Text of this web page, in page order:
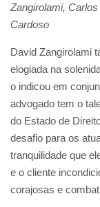
Zangirolami,
Cardoso
David Zangirolami
elogiada na
o indicou em
advogado tem o
do Estado de
desafio para os
tranquilidade que
e o cliente
corajosas e